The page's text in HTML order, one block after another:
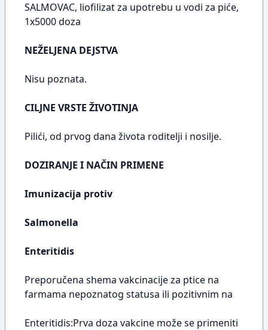
SALMOVAC, liofilizat za upotrebu u vodi za piće,
1x5000 doza
NEŽELJENA DEJSTVA
Nisu poznata.
CILJNE VRSTE ŽIVOTINJA
Pilići, od prvog dana života roditelji i nosilje.
DOZIRANJE I NAČIN PRIMENE
Imunizacija protiv
Salmonella
Enteritidis
Preporučena shema vakcinacije za ptice na
farmama nepoznatog statusa ili pozitivnim na
Enteritidis:Prva doza vakcine može se primeniti